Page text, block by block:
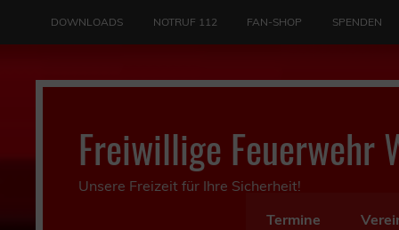
DOWNLOADS NOTRUF 112 FAN-SHOP SPENDEN
Freiwillige Feuerwehr
Unsere Freizeit für Ihre Sicherheit!
Termine